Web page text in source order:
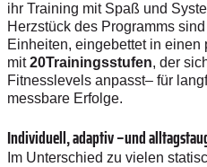
ihr Training mit Spaß und
Herzstück des Programms
Einheiten, eingebettet in einen
mit20Trainingsstufen, der
Fitnesslevels anpasst– für
messbare Erfolge.
Individuell, adaptiv –und
Im Unterschied zu vielen